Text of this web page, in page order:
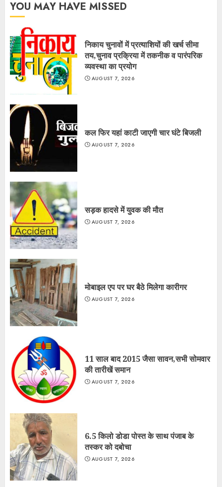
YOU MAY HAVE MISSED
निकाय चुनावों में प्रत्याशियों की खर्च सीमा
तय,चुनाव प्रक्रिया में तकनीक व पारंपरिक
व्यवस्था का प्रयोग
AUGUST 7, 2026
कल फिर यहां काटी जाएगी चार घंटे बिजली
AUGUST 7, 2026
सड़क हादसे में युवक की मौत
AUGUST 7, 2026
मोबाइल एप पर घर बैठे मिलेगा कारीगर
AUGUST 7, 2026
11 साल बाद 2015 जैसा सावन,सभी सोमवार
की तारीखें समान
AUGUST 7, 2026
6.5 किलो डोडा पोस्त के साथ पंजाब के
तस्कर को दबोचा
AUGUST 7, 2026